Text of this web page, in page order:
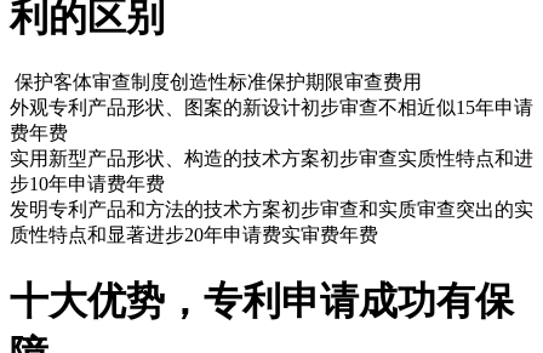
利的区别
保护客体审查制度创造性标准保护期限审查费用
外观专利 产品形状、图案的新设计初步审查不相近似15年申请
费年费
实用新型产品形状、构造的技术方案初步审查实质性特点和进
步10年申请费年费
发明专利 产品和方法的技术方案初步审查和实质审查突出的实
质性特点和显著进步20年申请费实审费年费
十大优势，专利申请成功有保